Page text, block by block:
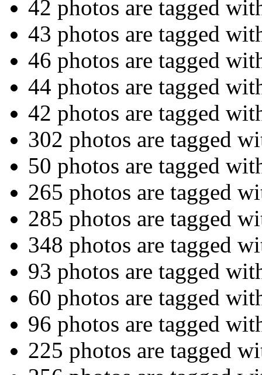
42 photos are tagged
43 photos are tagged
46 photos are tagged
44 photos are tagged
42 photos are tagged
302 photos are tagged
50 photos are tagged
265 photos are tagged
285 photos are tagged
348 photos are tagged
93 photos are tagged
60 photos are tagged
96 photos are tagged
225 photos are tagged